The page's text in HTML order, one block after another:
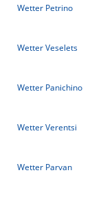
Wetter Petrino
Wetter Veselets
Wetter Panichino
Wetter Verentsi
Wetter Parvan